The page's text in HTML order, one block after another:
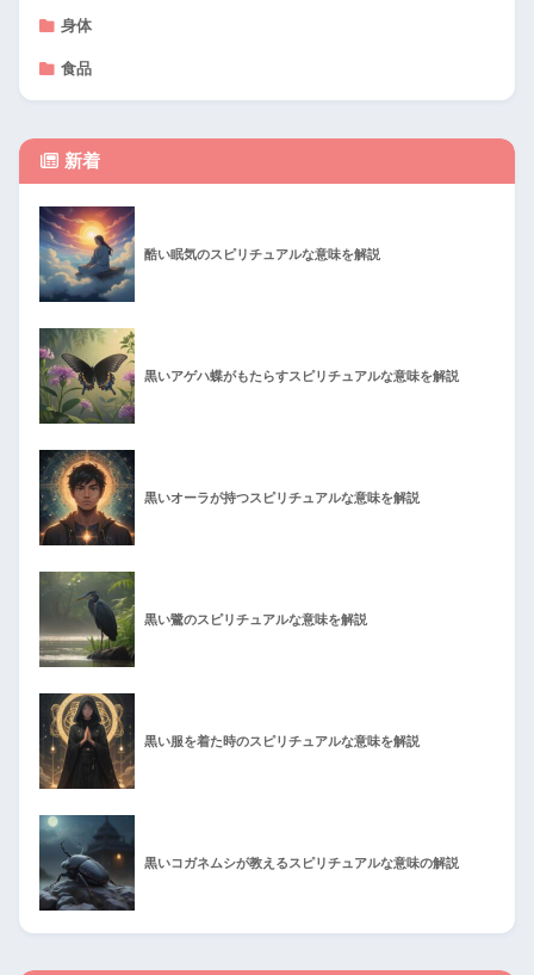
身体
食品
新着
酷い眠気のスピリチュアルな意味を解説
黒いアゲハ蝶がもたらすスピリチュアルな意味を解説
黒いオーラが持つスピリチュアルな意味を解説
黒い鷺のスピリチュアルな意味を解説
黒い服を着た時のスピリチュアルな意味を解説
黒いコガネムシが教えるスピリチュアルな意味の解説